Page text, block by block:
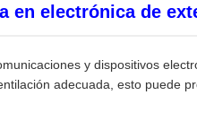
en electrónica de
y dispositivos
adecuada, esto puede